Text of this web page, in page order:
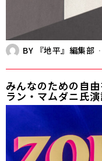
BY 『地平』編集部
みんなのための自
ラン・マムダニ氏演